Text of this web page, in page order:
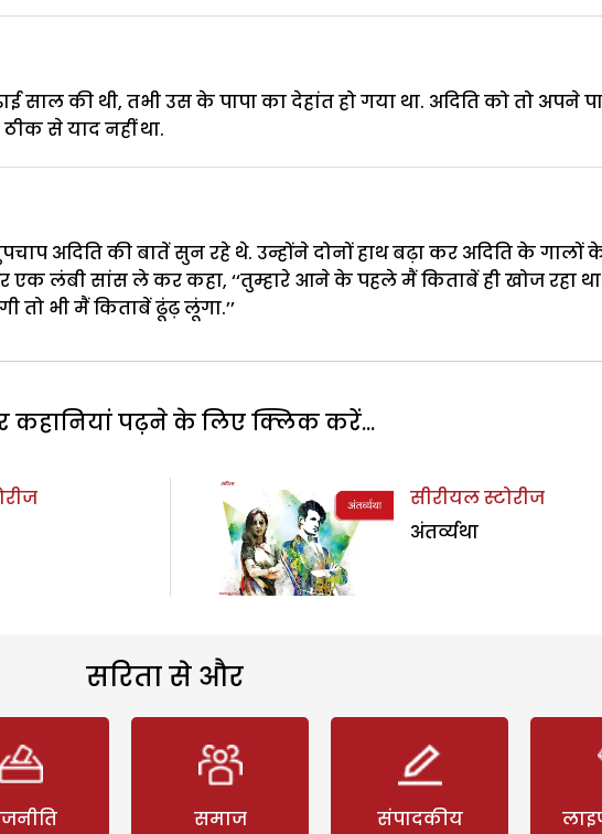
साल की थी, तभी उस के पापा का देहांत हो गया था. अदिति को तो अपने
से याद नहीं था.
अदिति की बातें सुन रहे थे. उन्होंने दोनों हाथ बढ़ा कर अदिति के गालों
लंबी सांस ले कर कहा, ‘‘तुम्हारे आने के पहले मैं किताबें ही खोज रहा
तो भी मैं किताबें ढूंढ़ लूंगा.’’
कहानियां पढ़ने के लिए क्लिक करें...
सीरीयल स्टोरीज
अंतर्व्यथा
सरिता से और
समाज संपादकीय